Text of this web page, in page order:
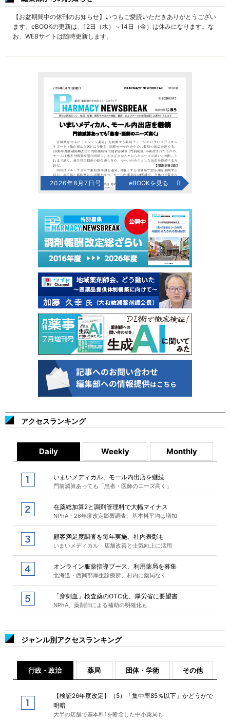
【お盆期間中の休刊のお知らせ】いつもご愛読いただきありがとうござい
ます。eBOOKの更新は、12日（水）～14日（金）は休みになります。な
お、WEBサイトは随時更新します。
2026年8月7日号 eBOOKを見る
アクセスランキング
Daily Weekly Monthly
いまいメディカル、モール内出店を継続
門前減算あっても「患者・医師のニーズ高く」
在薬総加算2と調剤管理料で大幅マイナス
NPhA・26年度改定影響調査、基本料平均は増加
顧客満足度調査を毎年実施、社内表彰も
いまいメディカル 店舗改善と士気向上に活用
オンライン服薬指導ブース、利用薬局を募集
北海道・西興部厚生診療所、村内に薬局なく
「穿刺血」検査薬のOTC化、厚労省に要望書
NPhA、薬剤師による補助の明確化も
ジャンル別アクセスランキング
行政・政治 薬局 団体・学術 その他
【検証26年度改定】（5）「集中率85％以下」かどうかで
明暗
大半の店舗で基本料1を断念した中小薬局も